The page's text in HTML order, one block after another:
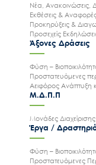
Νέα, Ανακοινώσεις,
Εκθέσεις &
Προκηρύξεις &
Προσεχείς
Άξονες Δράσεις
Φύση –
Προστατευόμενες
Αειφόρος Ανάπτυξη
Μ.Δ.Π.Π
Μονάδες
Έργα /
Φύση –
Προστατευόμενες